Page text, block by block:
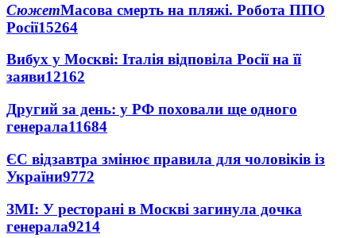
СюжетМасова смерть на пляжі. Робота ППО
Росії15264
Вибух у Москві: Італія відповіла Росії на її
заяви12162
Другий за день: у РФ поховали ще одного
генерала11684
ЄС відзавтра змінює правила для чоловіків із
України9772
ЗМІ: У ресторані в Москві загинула дочка
генерала9214